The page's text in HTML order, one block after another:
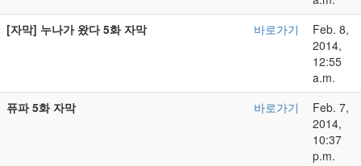
[자막] 누나가 왔다 5화 자막
바로가기
Feb. 8,
2014,
12:55
a.m.
퓨파 5화 자막
바로가기
Feb. 7,
2014,
10:37
p.m.